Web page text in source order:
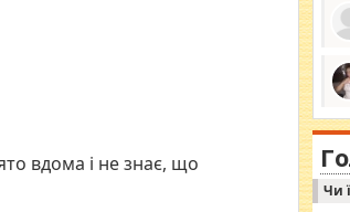
вдома і не знає, що
за
ми
in
Чи